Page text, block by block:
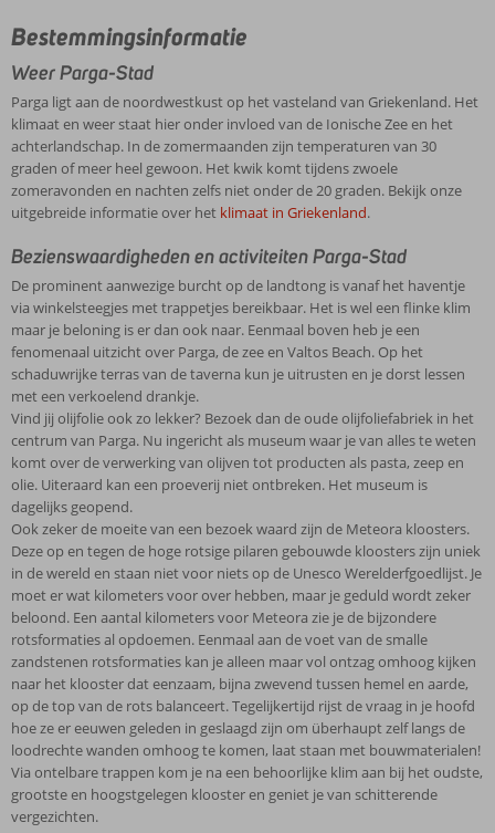
Bestemmingsinformatie
Weer Parga-Stad
Parga ligt aan de noordwestkust op het vasteland van Griekenland. Het
klimaat en weer staat hier onder invloed van de Ionische Zee en het
achterlandschap. In de zomermaanden zijn temperaturen van 30
graden of meer heel gewoon. Het kwik komt tijdens zwoele
zomeravonden en nachten zelfs niet onder de 20 graden. Bekijk onze
uitgebreide informatie over het klimaat in Griekenland.
Bezienswaardigheden en activiteiten Parga-Stad
De prominent aanwezige burcht op de landtong is vanaf het haventje
via winkelsteegjes met trappetjes bereikbaar. Het is wel een flinke klim
maar je beloning is er dan ook naar. Eenmaal boven heb je een
fenomenaal uitzicht over Parga, de zee en Valtos Beach. Op het
schaduwrijke terras van de taverna kun je uitrusten en je dorst lessen
met een verkoelend drankje.
Vind jij olijfolie ook zo lekker? Bezoek dan de oude olijfoliefabriek in het
centrum van Parga. Nu ingericht als museum waar je van alles te weten
komt over de verwerking van olijven tot producten als pasta, zeep en
olie. Uiteraard kan een proeverij niet ontbreken. Het museum is
dagelijks geopend.
Ook zeker de moeite van een bezoek waard zijn de Meteora kloosters.
Deze op en tegen de hoge rotsige pilaren gebouwde kloosters zijn uniek
in de wereld en staan niet voor niets op de Unesco Werelderfgoedlijst. Je
moet er wat kilometers voor over hebben, maar je geduld wordt zeker
beloond. Een aantal kilometers voor Meteora zie je de bijzondere
rotsformaties al opdoemen. Eenmaal aan de voet van de smalle
zandstenen rotsformaties kan je alleen maar vol ontzag omhoog kijken
naar het klooster dat eenzaam, bijna zwevend tussen hemel en aarde,
op de top van de rots balanceert. Tegelijkertijd rijst de vraag in je hoofd
hoe ze er eeuwen geleden in geslaagd zijn om überhaupt zelf langs de
loodrechte wanden omhoog te komen, laat staan met bouwmaterialen!
Via ontelbare trappen kom je na een behoorlijke klim aan bij het oudste,
grootste en hoogstgelegen klooster en geniet je van schitterende
vergezichten.